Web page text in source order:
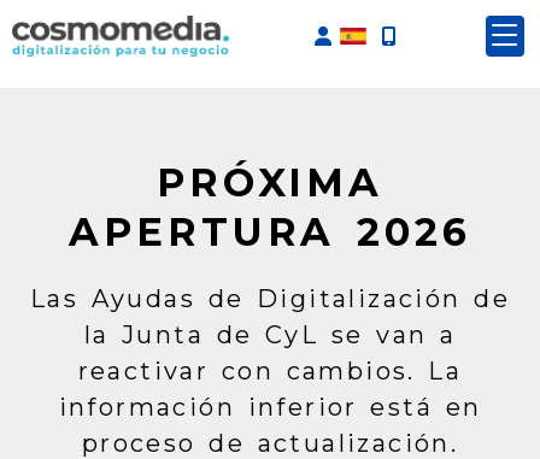
Identifícate
PRÓXIMA
APERTURA 2026
Las Ayudas de Digitalización de
la Junta de CyL se van a
reactivar con cambios. La
información inferior está en
proceso de actualización.